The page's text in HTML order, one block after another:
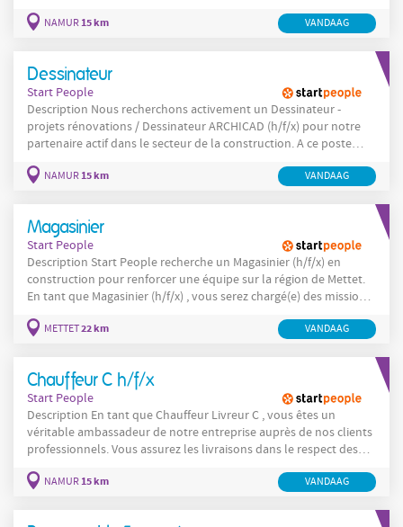
: Accueillir et conseiller les clients (professionnels et particuliers)
NAMUR15 km VANDAAG
Dessinateur
Start People
Description Nous recherchons activement un Dessinateur -
projets rénovations / Dessinateur ARCHICAD (h/f/x) pour notre
partenaire actif dans le secteur de la construction. A ce poste
plans d’exécution précis, permettant au Deviseur d'établir un
NAMUR15 km VANDAAG
Magasinier
Start People
Description Start People recherche un Magasinier (h/f/x) en
construction pour renforcer une équipe sur la région de Mettet.
En tant que Magasinier (h/f/x) , vous serez chargé(e) des missions
lendemain. Maintenir l'ordre et la propreté dans l’entrepôt, en
METTET22 km VANDAAG
Chauffeur C h/f/x
Start People
Description En tant que Chauffeur Livreur C , vous êtes un
véritable ambassadeur de notre entreprise auprès de nos clients
professionnels. Vous assurez les livraisons dans le respect des
responsabilités sont : Assurer la livraison de casiers, fûts et
NAMUR15 km VANDAAG